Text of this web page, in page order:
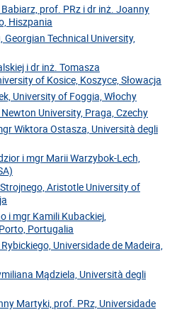
prof. PRz i dr inż. Joanny
Hiszpania
Technical University,
i dr inż. Tomasza
of Kosice, Koszyce, Słowacja
University of Foggia, Włochy
University, Praga, Czechy
Wiktora Ostasza, Università degli
i mgr Marii Warzybok-Lech,
Aristotle University of
i mgr Kamili Kubackiej,
Portugalia
Universidade de Madeira,
Mądziela, Università degli
Martyki, prof. PRz, Universidade